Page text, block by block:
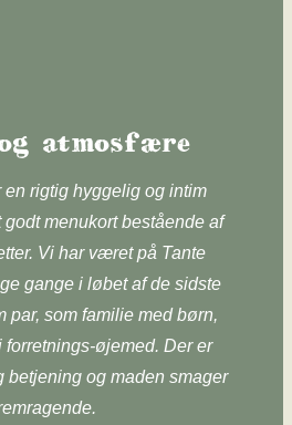
atmosfære
en rigtig hyggelig og intim
godt menukort bestående af
Vi har været på Tante
gange i løbet af de sidste
par, som familie med børn,
forretnings-øjemed. Der er
betjening og maden smager